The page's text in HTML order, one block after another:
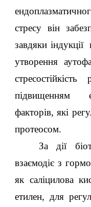
стресу він
завдяки
утворення
підвищенням
факторів, які
протеосом.
За дії
взаємодіє з
як саліцилова
етилен, для